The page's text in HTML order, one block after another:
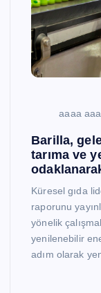
aaaa
Barilla,
tarıma ve
Küresel gıda
raporunu
yönelik
yenilenebilir
adım olarak